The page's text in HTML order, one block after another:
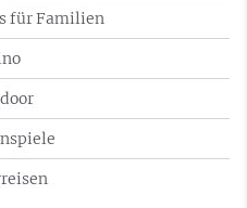
für Familien